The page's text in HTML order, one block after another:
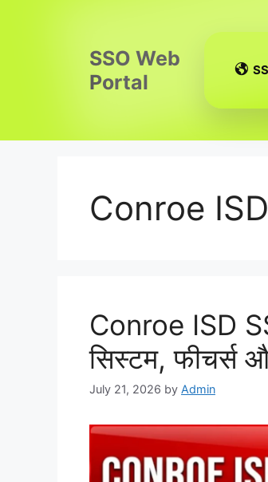
SSO Web
Portal
Conroe
Conroe ISD
सिस्टम, फीचर्स
July 21, 2026 by Admin